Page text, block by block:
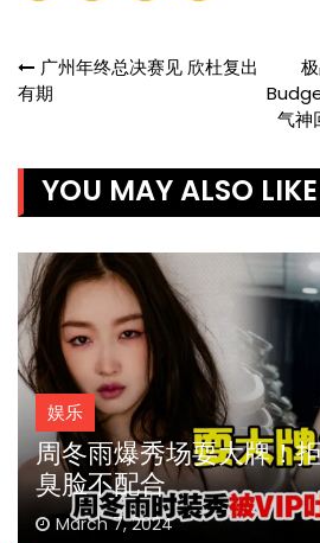
Post
广州年终总决赛见 欣杜复出
有期
气神
YOU MAY ALSO
娱乐
周冬雨爆秀场耍大牌！
臭脸不配合
March 7, 2024